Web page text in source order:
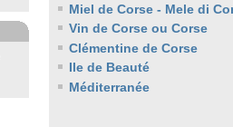
Miel de Corse - Mele di
Vin de Corse ou Corse
Clémentine de Corse
Ile de Beauté
Méditerranée